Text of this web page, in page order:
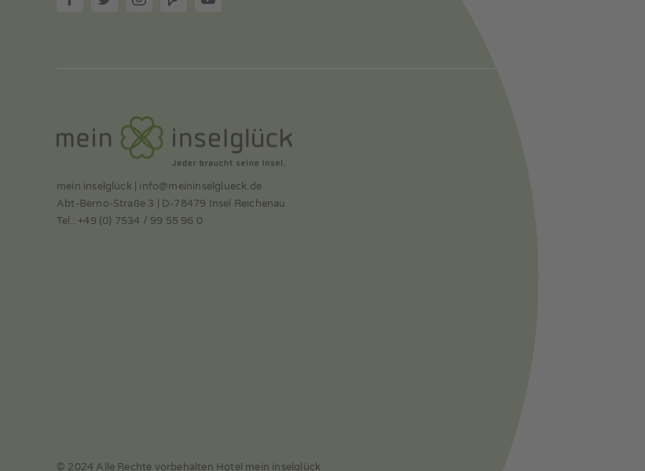
mein inselglück | info@meininselglueck.de
Abt-Berno-Straße 3 | D-78479 Insel Reichenau
Tel.: +49 (0) 7534 / 99 55 96 0
© 2024 Alle Rechte vorbehalten Hotel mein inselglück